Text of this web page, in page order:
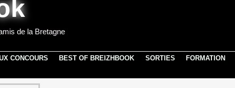
de la Bretagne
CONCOURS BEST OF BREIZHBOOK SORTIES FORMATION